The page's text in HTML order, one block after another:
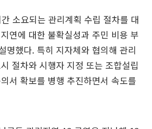
소요되는 관리계획 수립 절차를 대
연에 대한 불확실성과 주민 비용 부
명했다. 특히 지자체와 협의해 관리
절차와 시행자 지정 또는 조합설립
서 확보를 병행 추진하면서 속도를